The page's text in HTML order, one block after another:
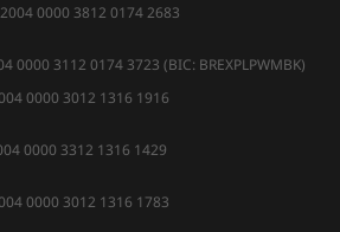
0000 3812 0174 2683
0000 3112 0174 3723 (BIC: BREXPLPWMBK)
0000 3012 1316 1916
0000 3312 1316 1429
0000 3012 1316 1783